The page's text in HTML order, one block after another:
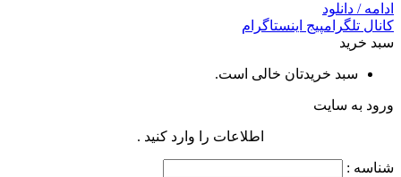
ادامه / دانلود
کانال تلگرامپیج اینستاگرام
سبد خرید
سبد خریدتان خالی است.
ورود به سایت
اطلاعات را وارد کنید .
شناسه :